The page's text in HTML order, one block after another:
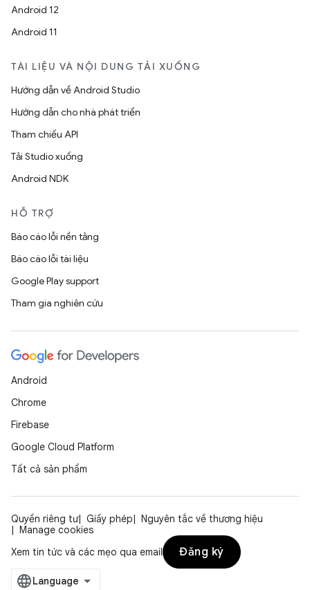
Android 12
Android 11
TÀI LIỆU VÀ NỘI DUNG TẢI XUỐNG
Hướng dẫn về Android Studio
Hướng dẫn cho nhà phát triển
Tham chiếu API
Tải Studio xuống
Android NDK
HỖ TRỢ
Báo cáo lỗi nền tảng
Báo cáo lỗi tài liệu
Google Play support
Tham gia nghiên cứu
Android
Chrome
Firebase
Google Cloud Platform
Tất cả sản phẩm
Quyền riêng tư Giấy phép
Nguyên tắc về thương hiệu
Manage cookies
Xem tin tức và các mẹo qua email
Đăng ký